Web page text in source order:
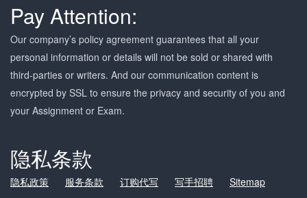
Pay Attention:
Our company’s policy agreement guarantees that all your
personal information or details will not be sold or shared with
third-parties or writers. And our communication content is
encrypted by SSL to ensure the privacy and security of you and
your Assignment or Exam.
隐私条款
隐私政策 服务条款 订购代写 写手招聘 Sitemap